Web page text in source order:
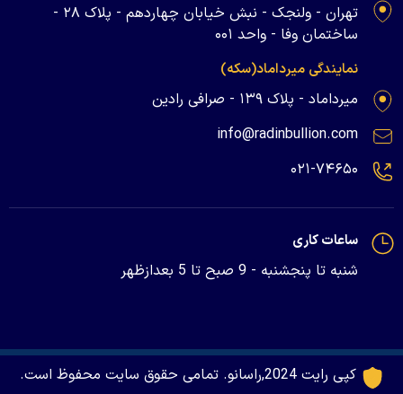
تهران - ولنجک - نبش خیابان چهاردهم - پلاک ۲۸ -
ساختمان وفا - واحد ۰۰۱
نمایندگی میرداماد(سکه)
میرداماد - پلاک ۱۳۹ - صرافی رادین
info@radinbullion.com
۰۲۱-۷۴۶۵۰
ساعات کاری
شنبه تا پنجشنبه - 9 صبح تا 5 بعدازظهر
کپی رایت 2024,راسانو. تمامی حقوق سایت محفوظ است.